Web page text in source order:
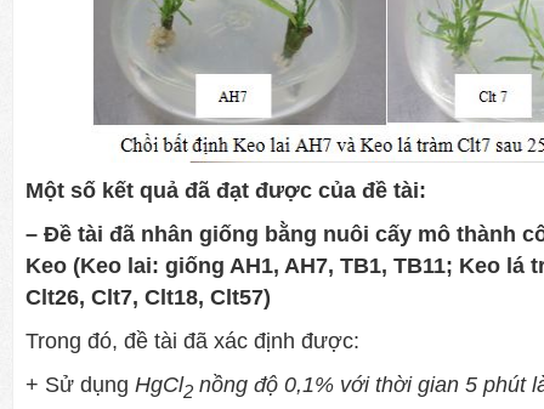
Một số kết quả đã đạt được của đề tài:
– Đề tài đã nhân giống bằng nuôi cấy mô thành
Keo (Keo lai: giống AH1, AH7, TB1, TB11; Keo lá
Clt26, Clt7, Clt18, Clt57)
Trong đó, đề tài đã xác định được:
+ Sử dụng HgCl2 nồng độ 0,1% với thời gian 5 phút